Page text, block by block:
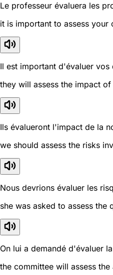
Le professeur évaluera les
it is important to assess
Il est important d'évaluer
they will assess the impact
Ils évalueront l'impact de la
we should assess the risks
Nous devrions évaluer les
she was asked to assess the
On lui a demandé d'évaluer
the committee will assess